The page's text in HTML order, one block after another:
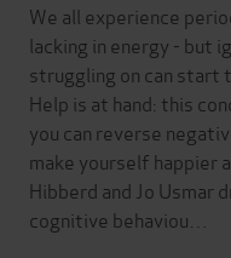
We all experience
lacking in energy - but
struggling on can start
Help is at hand: this
you can reverse
make yourself happier
Hibberd and Jo Usmar
cognitive behaviou…